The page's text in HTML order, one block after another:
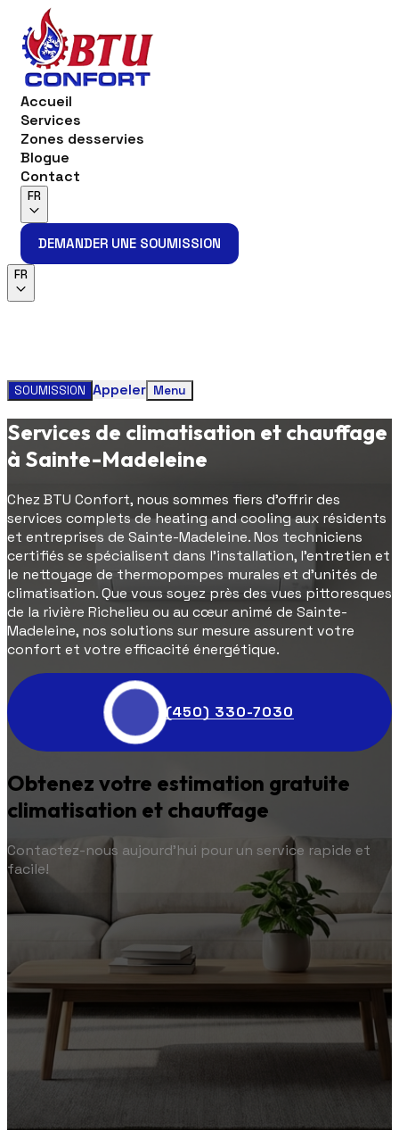
Accueil
Services
Zones desservies
Blogue
Contact
FR
DEMANDER UNE SOUMISSION
FR
SOUMISSION Appeler Menu
Services de climatisation et chauffage
à Sainte-Madeleine
Chez BTU Confort, nous sommes fiers d'offrir des
services complets de heating and cooling aux résidents
et entreprises de Sainte-Madeleine. Nos techniciens
certifiés se spécialisent dans l'installation, l'entretien et
le nettoyage de thermopompes murales et d'unités de
climatisation. Que vous soyez près des vues pittoresques
de la rivière Richelieu ou au cœur animé de Sainte-
Madeleine, nos solutions sur mesure assurent votre
confort et votre efficacité énergétique.
(450) 330-7030
Obtenez votre estimation gratuite
climatisation et chauffage
Contactez-nous aujourd'hui pour un service rapide et
facile!